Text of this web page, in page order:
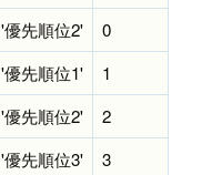
'優先順位2'
0
'優先順位1'
1
'優先順位2'
2
'優先順位3' 3